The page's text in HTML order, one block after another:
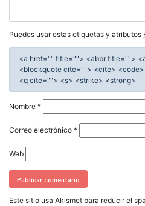
Puedes usar estas etiquetas y atributos
<a href="" title=""> <abbr title="">
<blockquote cite=""> <cite>
<q cite=""> <s> <strike> <strong>
Nombre *
Correo electrónico *
Web
Este sitio usa Akismet para reducir el